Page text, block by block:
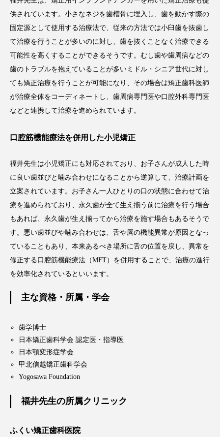
供されています。小さなネジを歯槽骨に埋入し、歯を動かす際の
固定源として使用する治療法で、従来の方法では小臼歯を抜歯し
て治療を行うことが多いのに対し、歯を抜くことなく治療できる
可能性を高くすることができるそうです。むし歯や歯周病などの
歯のトラブルを抱えていることが多いミドル・シニア世代に対し
ても矯正治療を行うことが可能になり、その場合は矯正歯科医師
が治療全体をコーディネートし、歯周病専門医や口腔外科専門医
などと連携して治療を進められています。
口腔筋機能療法を併用した小児矯正
福井先生は小児矯正にも対応されており、お子さんが成人した時
に良い歯並びと噛み合わせになることから逆算して、治療計画を
立案されています。お子さん一人ひとりの口の状態に合わせて治
療を進められており、永久歯が全て生え揃う前に治療を行う場合
もあれば、永久歯が生え揃ってから治療を施す場合もあるそうで
す。悪い歯並びや噛み合わせは、舌や唇の機能異常が原因となっ
ていることもあり、本来あるべき場所に舌の位置を戻し、異常を
修正する口腔筋機能療法（MFT）を併用することで、治療の進行
を効率化されているといいます。
主な資格・所属・学会
歯学博士
日本矯正歯科学会 認定医・指導医
日本顎変形症学会
甲北信越矯正歯科学会
Yogosawa Foundation
福井先生の所属クリニック
ふくい矯正歯科医院